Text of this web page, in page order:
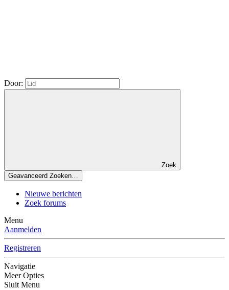
Door:
Zoek
Geavanceerd Zoeken…
Nieuwe berichten
Zoek forums
Menu
Aanmelden
Registreren
Navigatie
Meer Opties
Sluit Menu